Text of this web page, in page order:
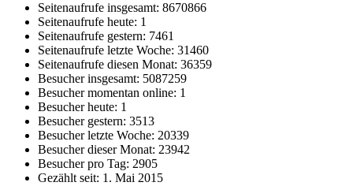
Seitenaufrufe insgesamt: 8670866
Seitenaufrufe heute: 1
Seitenaufrufe gestern: 7461
Seitenaufrufe letzte Woche: 31460
Seitenaufrufe diesen Monat: 36359
Besucher insgesamt: 5087259
Besucher momentan online: 1
Besucher heute: 1
Besucher gestern: 3513
Besucher letzte Woche: 20339
Besucher dieser Monat: 23942
Besucher pro Tag: 2905
Gezählt seit: 1. Mai 2015